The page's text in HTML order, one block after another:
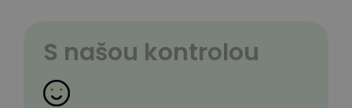
S našou kontrolou